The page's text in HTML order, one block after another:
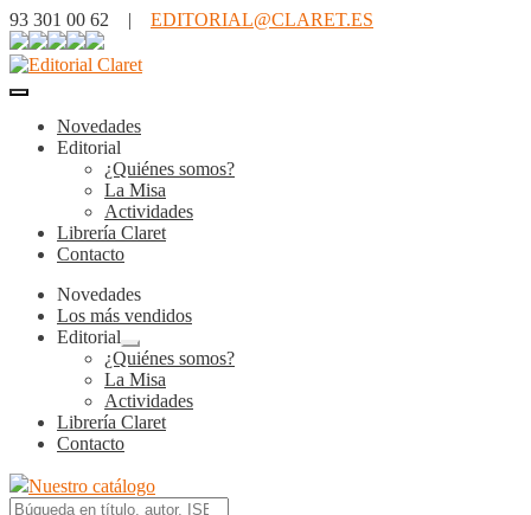
93 301 00 62 | EDITORIAL@CLARET.ES
Novedades
Editorial
¿Quiénes somos?
La Misa
Actividades
Librería Claret
Contacto
Novedades
Los más vendidos
Editorial
Expandir
el
menú
hijo
¿Quiénes somos?
La Misa
Actividades
Librería Claret
Contacto
Nuestro catálogo